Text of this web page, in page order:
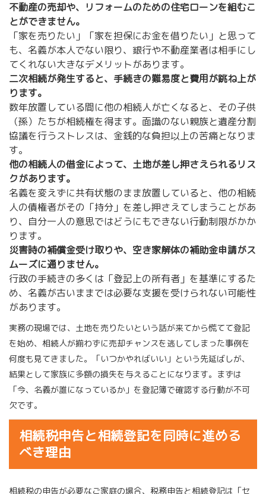
不動産の売却や、リフォームのための住宅ローンを組むこ
とができません。
「家を売りたい」「家を担保にお金を借りたい」と思って
も、名義が本人でない限り、銀行や不動産業者は相手にし
てくれない大きなデメリットがあります。
二次相続が発生すると、手続きの難易度と費用が跳ね上が
ります。
数年放置している間に他の相続人が亡くなると、その子供
（孫）たちが相続権を得ます。面識のない親族と遺産分割
協議を行うストレスは、金銭的な負担以上の苦痛となりま
す。
他の相続人の借金によって、土地が差し押さえられるリス
クがあります。
名義を変えずに共有状態のまま放置していると、他の相続
人の債権者がその「持分」を差し押さえてしまうことがあ
り、自分一人の意思ではどうにもできない行動制限がかか
ります。
災害時の補償金受け取りや、空き家解体の補助金申請がス
ムーズに通りません。
行政の手続きの多くは「登記上の所有者」を基準にするた
め、名義が古いままでは必要な支援を受けられない可能性
があります。
実務の現場では、土地を売りたいという話が来てから慌てて登記
を始め、相続人が揃わずに売却チャンスを逃してしまった事例を
何度も見てきました。「いつかやればいい」という先延ばしが、
結果として家族に多額の損失を与えることになります。まずは
「今、名義が誰になっているか」を登記簿で確認する行動が不可
欠です。
相続税申告と相続登記を同時に進める
べき理由
相続税の申告が必要なご家庭の場合、税務申告と相続登記は「セ